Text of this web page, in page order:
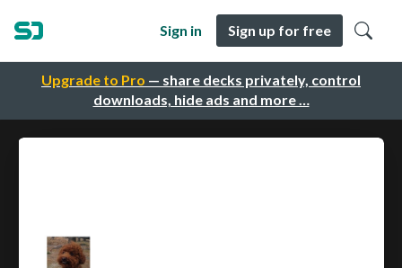
Upgrade to Pro — share decks privately, control
downloads, hide ads and more …
Sign in Sign up for free